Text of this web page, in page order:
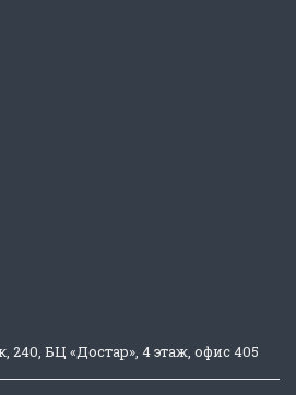
240, БЦ «Достар», 4 этаж, офис 405